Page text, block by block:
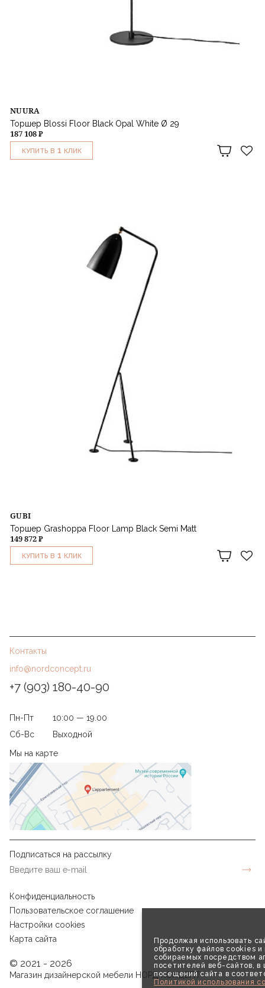
Продолжая использовать
обработку файлов cookies и
собираемых посредством
посетителей веб-сайтов, в
посещений сайта в
Политикой использования
NUURA
Торшер Blossi Floor Black Opal White Ø 29
187 108 ₽
КУПИТЬ В 1 КЛИК
GUBI
Торшер Grashoppa Floor Lamp Black Semi Matt
149 872 ₽
КУПИТЬ В 1 КЛИК
Контакты
info@nordconcept.ru
+7 (903) 180-40-90
Пн-Пт
10:00 — 19.00
Сб-Вс
Выходной
Мы на карте
Подписаться на рассылку
Конфиденциальность
Пользовательское соглашение
Настройки cookies
Карта сайта
© 2021 - 2026
Магазин дизайнерской мебели НОРД КОНЦЕПТ